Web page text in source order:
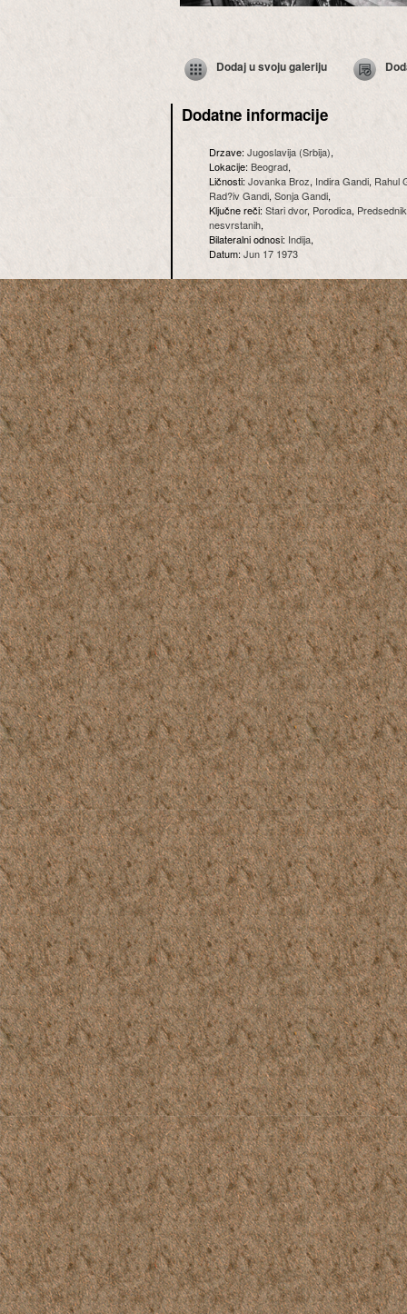
Dodaj u svoju galeriju
Dodatne informacije
Drzave:Jugoslavija (Srbija),
Lokacije:Beograd,
Ličnosti:Jovanka Broz, Indira Gandi, Rahul
Rad?iv Gandi, Sonja Gandi,
Ključne reči:Stari dvor, Porodica,
nesvrstanih,
Bilateralni odnosi: Indija,
Datum: Jun 17 1973